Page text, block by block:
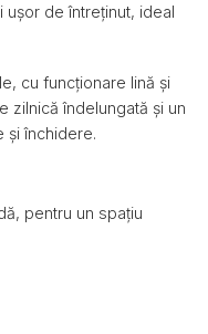
de întreținut, ideal
cu funcționare lină și
zilnică îndelungată și un
și închidere.
pentru un spațiu